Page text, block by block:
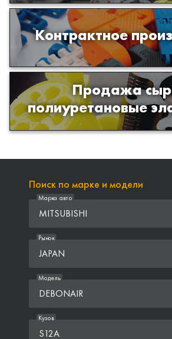
Контрактное
Производство изделий
и полимеров по
Продажа
полиуретановые
Продажа сырья для
изделий из
Поиск по марке и модели
MITSUBISHI
Марка авто
JAPAN
Рынок
DEBONAIR
Модель
S12A
Кузов